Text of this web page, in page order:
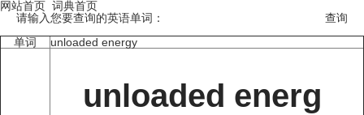
网站首页 词典首页
请输入您要查询的英语单词：
单词
unloaded energy
unloaded energ